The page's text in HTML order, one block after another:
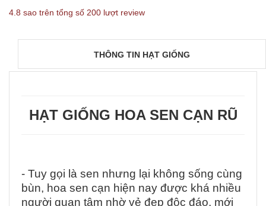
4.8 sao trên tổng số 200 lượt review
THÔNG TIN HẠT GIỐNG
HẠT GIỐNG HOA SEN CẠN RŨ
- Tuy gọi là sen nhưng lại không sống cùng
bùn, hoa sen cạn hiện nay được khá nhiều
người quan tâm nhờ vẻ đẹp độc đáo, mới